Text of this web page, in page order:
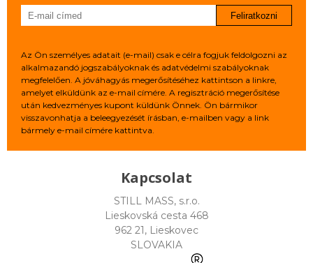
Feliratkozni
Az Ön személyes adatait (e-mail) csak e célra fogjuk feldolgozni az
alkalmazandó jogszabályoknak és adatvédelmi szabályoknak
megfelelően. A jóváhagyás megerősítéséhez kattintson a linkre,
amelyet elküldünk az e-mail címére. A regisztráció megerősítése
után kedvezményes kupont küldünk Önnek. Ön bármikor
visszavonhatja a beleegyezését írásban, e-mailben vagy a link
bármely e-mail címére kattintva.
Kapcsolat
STILL MASS, s.r.o.
Lieskovská cesta 468
962 21, Lieskovec
SLOVAKIA